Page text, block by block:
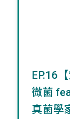
EP.16
微菌
真菌學